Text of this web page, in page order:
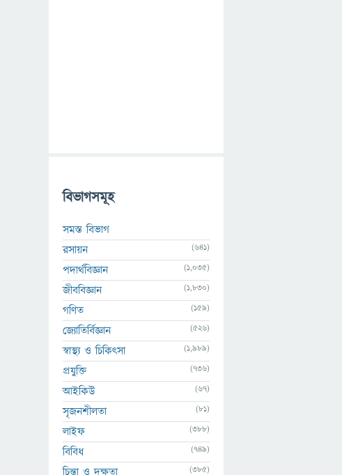
বিভাগসমূহ
সমস্ত বিভাগ
রসায়ন
(641)
পদার্থবিজ্ঞান (1,035)
জীববিজ্ঞান (1,830)
গণিত (159)
জ্যোতির্বিজ্ঞান (526)
স্বাস্থ্য ও চিকিৎসা (1,989)
প্রযুক্তি (736)
আইকিউ (67)
সৃজনশীলতা (81)
লাইফ (388)
বিবিধ (749)
চিন্তা ও দক্ষতা (385)